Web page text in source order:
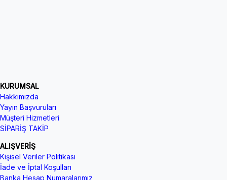
KURUMSAL
Hakkımızda
Yayın Başvuruları
Müşteri Hizmetleri
SİPARİŞ TAKİP
ALIŞVERİŞ
Kişisel Veriler Politikası
İade ve İptal Koşulları
Banka Hesap Numaralarımız